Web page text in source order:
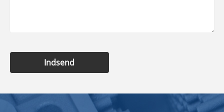
Indsend